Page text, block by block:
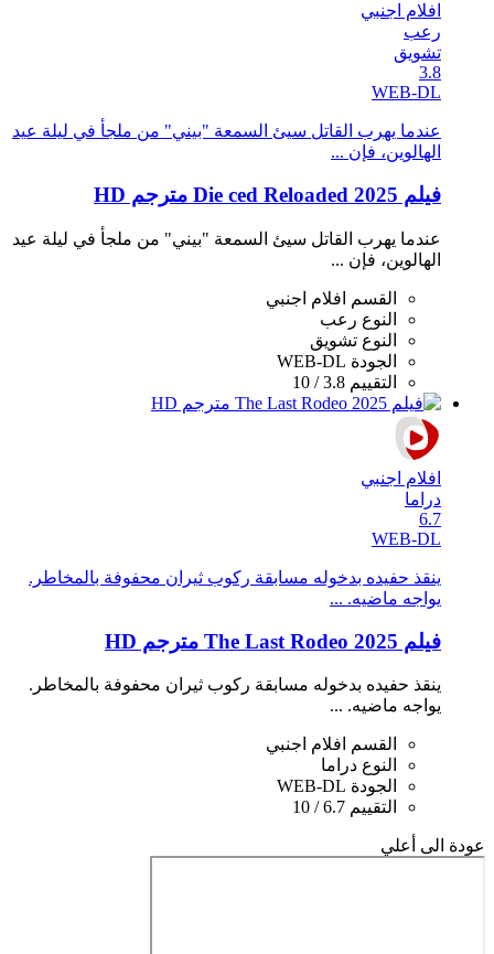
افلام اجنبي
رعب
تشويق
3.8
WEB-DL
عندما يهرب القاتل سيئ السمعة "بيني" من ملجأ في ليلة عيد
الهالوين، فإن ...
فيلم Die ced Reloaded 2025 مترجم HD
عندما يهرب القاتل سيئ السمعة "بيني" من ملجأ في ليلة عيد
الهالوين، فإن ...
القسم
افلام اجنبي
النوع رعب
النوع تشويق
الجودة WEB-DL
التقييم 3.8 / 10
افلام اجنبي
دراما
6.7
WEB-DL
ينقذ حفيده بدخوله مسابقة ركوب ثيران محفوفة بالمخاطر.
يواجه ماضيه. ...
فيلم The Last Rodeo 2025 مترجم HD
ينقذ حفيده بدخوله مسابقة ركوب ثيران محفوفة بالمخاطر.
يواجه ماضيه. ...
القسم
افلام اجنبي
النوع دراما
الجودة WEB-DL
التقييم 6.7 / 10
عودة الى أعلي